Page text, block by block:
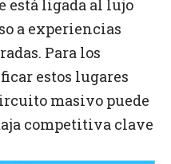
está ligada al lujo
a experiencias
Para los
estos lugares
masivo puede
competitiva clave